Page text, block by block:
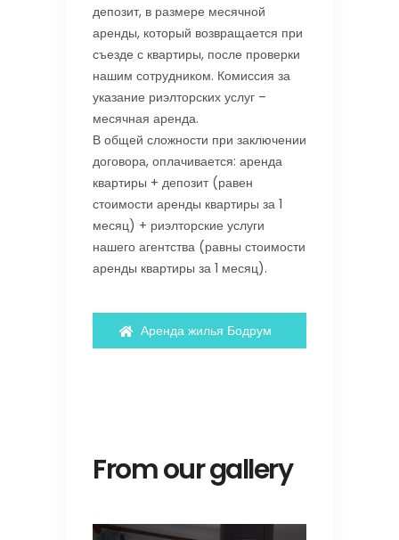
депозит, в размере месячной
аренды, который возвращается при
съезде с квартиры, после проверки
нашим сотрудником. Комиссия за
указание риэлторских услуг –
месячная аренда.
В общей сложности при заключении
договора, оплачивается: аренда
квартиры + депозит (равен
стоимости аренды квартиры за 1
месяц) + риэлторские услуги
нашего агентства (равны стоимости
аренды квартиры за 1 месяц).
Аренда жилья Бодрум
From our gallery